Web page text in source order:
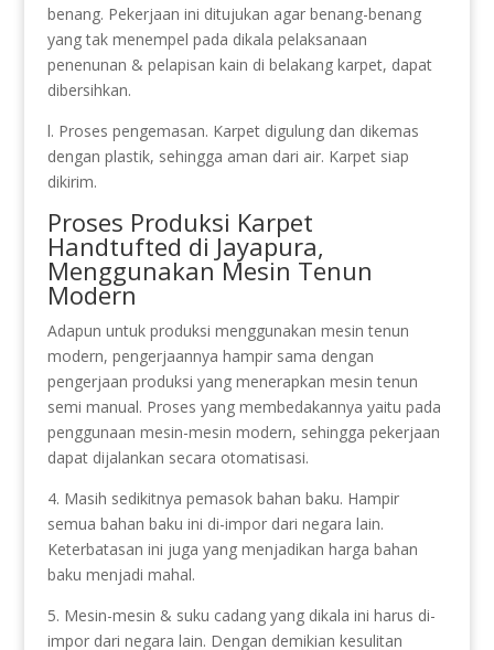
benang. Pekerjaan ini ditujukan agar benang-benang
yang tak menempel pada dikala pelaksanaan
penenunan & pelapisan kain di belakang karpet, dapat
dibersihkan.
l. Proses pengemasan. Karpet digulung dan dikemas
dengan plastik, sehingga aman dari air. Karpet siap
dikirim.
Proses Produksi Karpet
Handtufted di Jayapura,
Menggunakan Mesin Tenun
Modern
Adapun untuk produksi menggunakan mesin tenun
modern, pengerjaannya hampir sama dengan
pengerjaan produksi yang menerapkan mesin tenun
semi manual. Proses yang membedakannya yaitu pada
penggunaan mesin-mesin modern, sehingga pekerjaan
dapat dijalankan secara otomatisasi.
4. Masih sedikitnya pemasok bahan baku. Hampir
semua bahan baku ini di-impor dari negara lain.
Keterbatasan ini juga yang menjadikan harga bahan
baku menjadi mahal.
5. Mesin-mesin & suku cadang yang dikala ini harus di-
impor dari negara lain. Dengan demikian kesulitan